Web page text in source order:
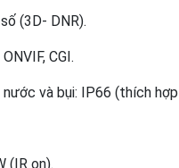
(3D- DNR).
CGI.
và bụi: IP66 (thích
(IR on).